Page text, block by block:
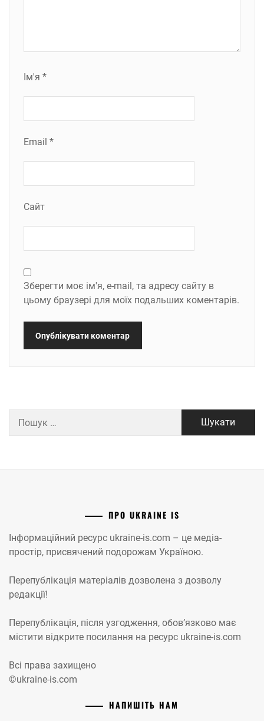
Ім'я *
Email *
Сайт
Зберегти моє ім'я, e-mail, та адресу сайту в
цьому браузері для моїх подальших коментарів.
ПРО UKRAINE IS
Інформаційний ресурс ukraine-is.com – це медіа-
простір, присвячений подорожам Україною.
Перепублікація матеріалів дозволена з дозволу
редакції!
Перепублікація, після узгодження, обов’язково має
містити відкрите посилання на ресурс ukraine-is.com
Всі права захищено
©ukraine-is.com
НАПИШІТЬ НАМ